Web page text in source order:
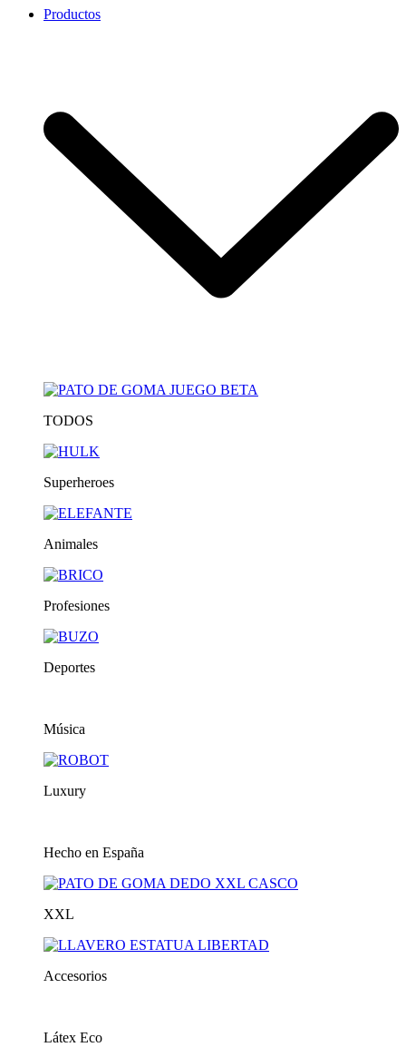
Productos
TODOS
Superheroes
Animales
Profesiones
Deportes
Música
Luxury
Hecho en España
XXL
Accesorios
Látex Eco